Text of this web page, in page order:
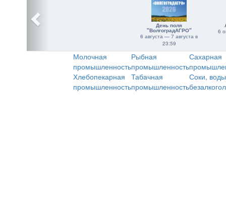
День поля
"ВолгоградАГРО"
6 августа — 7 августа в
23:59
6
Молочная
промышленность
Рыбная
промышленность
Сахарная
Хлебопекарная
промышленность
Табачная
промышленность
Соки,